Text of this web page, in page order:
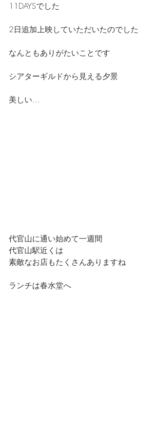
11DAYSでした
2日追加上映していただいたのでした
なんともありがたいことです
シアターギルドから見える夕景
美しい…
代官山に通い始めて一週間
代官山駅近くは
素敵なお店もたくさんありますね
ランチは春水堂へ